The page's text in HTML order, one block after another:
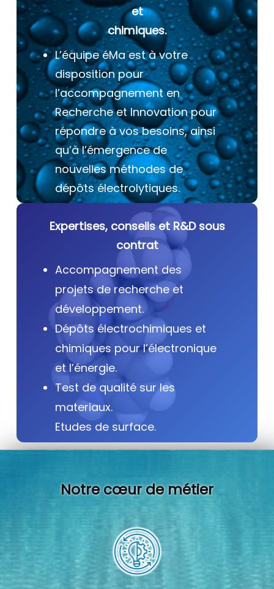
et
chimiques.
L’équipe éMa est à votre
disposition pour
l’accompagnement en
Recherche et Innovation pour
répondre à vos besoins, ainsi
qu’à l’émergence de
nouvelles méthodes de
dépôts électrolytiques.
Expertises, conseils et R&D sous
contrat
Accompagnement des
projets de recherche et
développement.
Dépôts électrochimiques et
chimiques pour l’électronique
et l’énergie.
Test de qualité sur les
materiaux.
Etudes de surface.
Notre cœur de métier